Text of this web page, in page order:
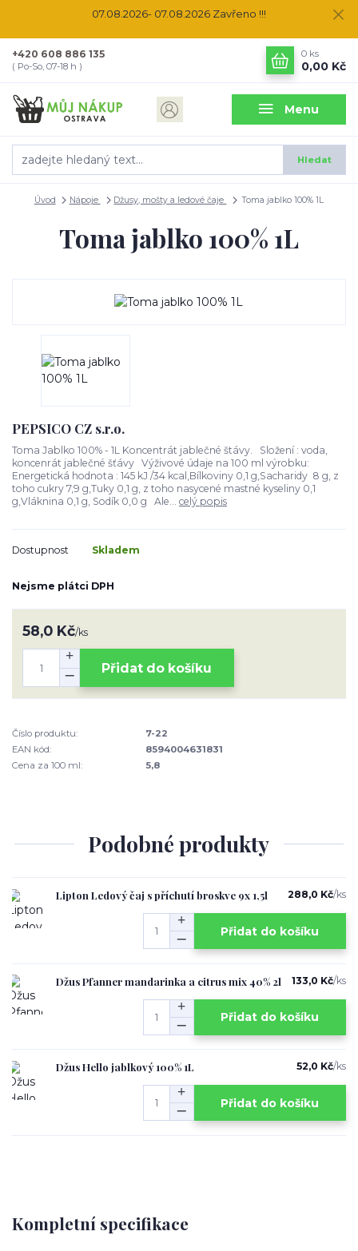
07.08.2026- 07.08.2026 Zavřeno !!!
Menu
Hledat
+420 608 886 135
( Po-So, 07-18 h )
0 ks
0,00 Kč
Úvod Nápoje Džusy, mošty a ledové čaje Toma jablko 100% 1L
Toma jablko 100% 1L
PEPSICO CZ s.r.o.
Toma Jablko 100% - 1L Koncentrát jablečné štávy. Složení : voda,
koncenrát jablečné šťávy Výživové údaje na 100 ml výrobku:
Energetická hodnota : 145 kJ /34 kcal,Bílkoviny 0,1 g,Sacharidy 8 g, z
toho cukry 7,9 g,Tuky 0,1 g, z toho nasycené mastné kyseliny 0,1
g,Vláknina 0,1 g, Sodík 0,0 g Ale... celý popis
Dostupnost Skladem
Nejsme plátci DPH
58,0 Kč/ks
Přidat do košíku
Číslo produktu:
7-22
EAN kód:
8594004631831
Cena za 100 ml:
5,8
Podobné produkty
Lipton Ledový čaj s příchutí broskve 9x 1,5l 288,0 Kč/ks
Přidat do košíku
Džus Pfanner mandarinka a citrus mix 40% 2l 133,0 Kč/ks
Přidat do košíku
Džus Hello jablkový 100% 1L 52,0 Kč/ks
Přidat do košíku
Kompletní specifikace